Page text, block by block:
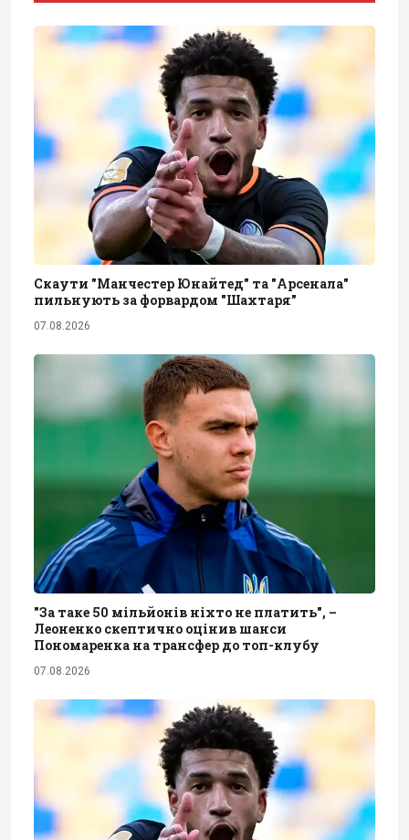
Скаути "Манчестер Юнайтед" та "Арсенала"
пильнують за форвардом "Шахтаря"
07.08.2026
"За таке 50 мільйонів ніхто не платить", –
Леоненко скептично оцінив шанси
Пономаренка на трансфер до топ-клубу
07.08.2026